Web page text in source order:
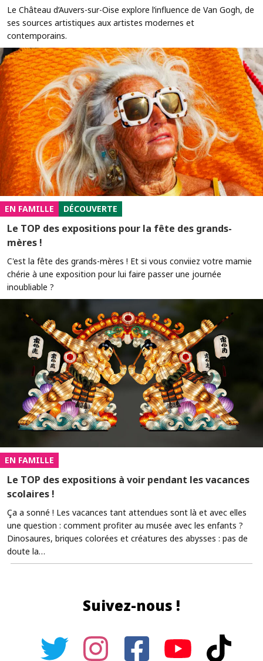
Le Château d’Auvers-sur-Oise explore l’influence de Van Gogh, de
ses sources artistiques aux artistes modernes et
contemporains.
EN FAMILLE DÉCOUVERTE
Le TOP des expositions pour la fête des grands-
mères !
C'est la fête des grands-mères ! Et si vous conviiez votre mamie
chérie à une exposition pour lui faire passer une journée
inoubliable ?
EN FAMILLE
Le TOP des expositions à voir pendant les vacances
scolaires !
Ça a sonné ! Les vacances tant attendues sont là et avec elles
une question : comment profiter au musée avec les enfants ?
Dinosaures, briques colorées et créatures des abysses : pas de
doute la…
Suivez-nous !